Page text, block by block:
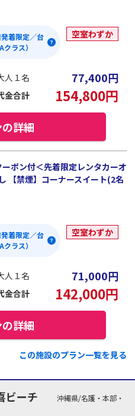
着限定／台
ラス）
空室わずか
人１名 77,400円
金合計 154,800円
詳細
ポン付＜先着限定レンタカーオ
禁煙】コーナースイート(2名
着限定／台
ラス）
空室わずか
人１名 71,000円
金合計 142,000円
詳細
この施設のプラン一覧を見る
ビーチ
沖縄県/名護・本部・